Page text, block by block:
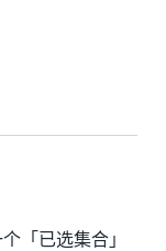
「已选集合」